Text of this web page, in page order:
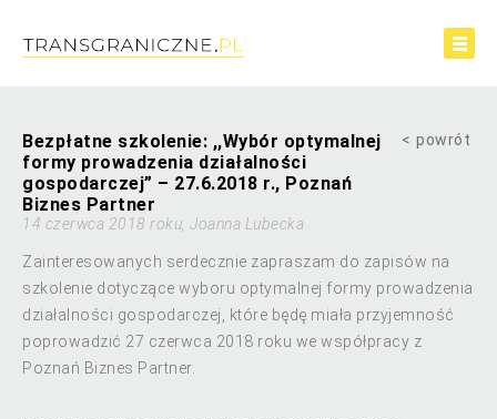
Bezpłatne szkolenie: ,,Wybór optymalnej
formy prowadzenia działalności
gospodarczej” – 27.6.2018 r., Poznań
Biznes Partner
powrót
14 czerwca 2018 roku, Joanna Lubecka
Zainteresowanych serdecznie zapraszam do zapisów na
szkolenie dotyczące wyboru optymalnej formy prowadzenia
działalności gospodarczej, które będę miała przyjemność
poprowadzić 27 czerwca 2018 roku we współpracy z
Poznań Biznes Partner.